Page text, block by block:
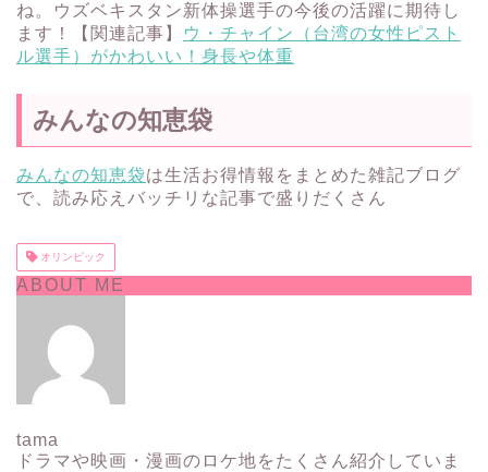
ね。ウズベキスタン新体操選手の今後の活躍に期待し
ます！【関連記事】
ウ・チャイン（台湾の女性ピスト
ル選手）がかわいい！身長や体重
みんなの知恵袋
みんなの知恵袋は生活お得情報をまとめた雑記ブログ
で、読み応えバッチリな記事で盛りだくさん
オリンピック
ABOUT ME
tama
ドラマや映画・漫画のロケ地をたくさん紹介していま